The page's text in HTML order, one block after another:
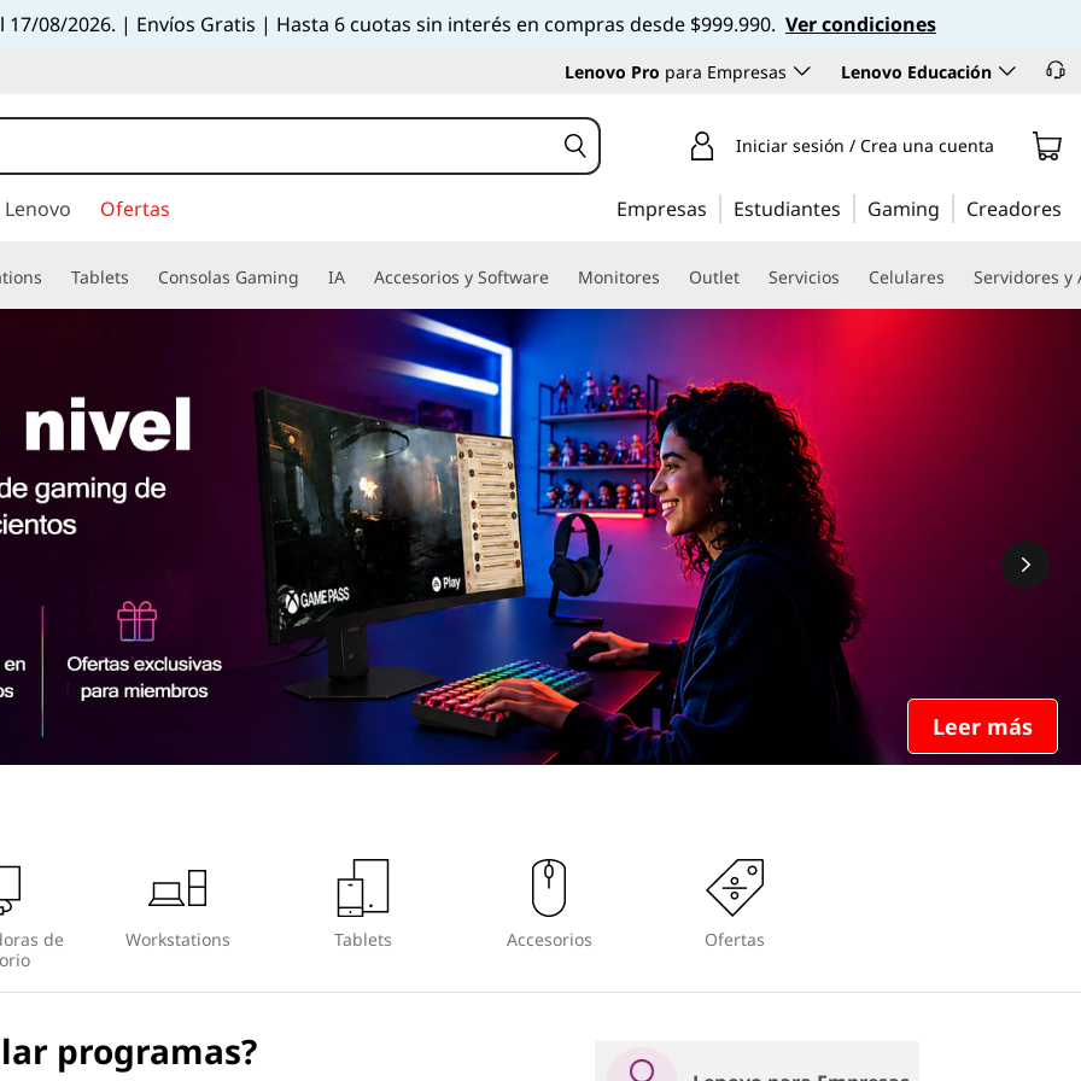
08/2026. | Envíos Gratis | Hasta 6 cuotas sin interés en compras desde $999.990. Ver condiciones
Lenovo Pro para Empresas Lenovo Educación
Iniciar sesión / Crea una cuenta
Ofertas Empresas Estudiantes Gaming Creadores
Tablets Consolas Gaming IA Accesorios y Software Monitores Outlet Servicios Celulares Servidores y
Leer más
de
Workstations Tablets Accesorios Ofertas
programas?